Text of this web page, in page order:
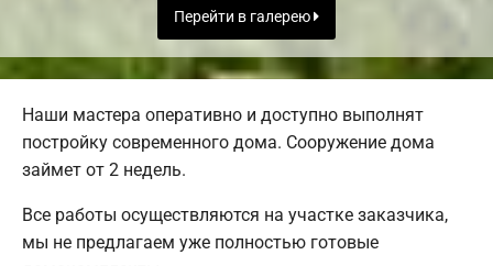
Перейти в галерею
Наши мастера оперативно и доступно выполнят
постройку современного дома. Сооружение дома
займет от 2 недель.
Все работы осуществляются на участке заказчика,
мы не предлагаем уже полностью готовые